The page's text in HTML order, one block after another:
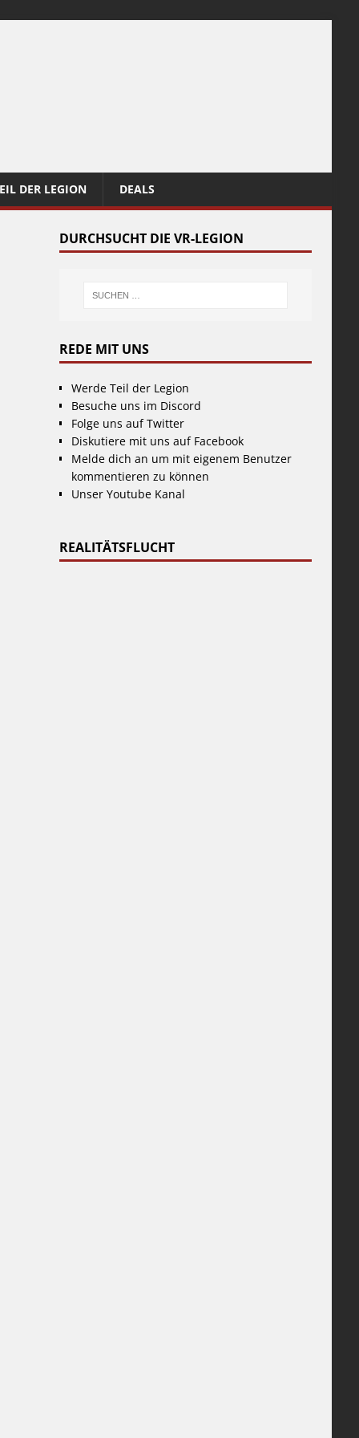
DER LEGION DEALS
DURCHSUCHT DIE VR-LEGION
REDE MIT UNS
Werde Teil der Legion
Besuche uns im Discord
Folge uns auf Twitter
Diskutiere mit uns auf Facebook
Melde dich an um mit eigenem Benutzer
kommentieren zu können
Unser Youtube Kanal
REALITÄTSFLUCHT